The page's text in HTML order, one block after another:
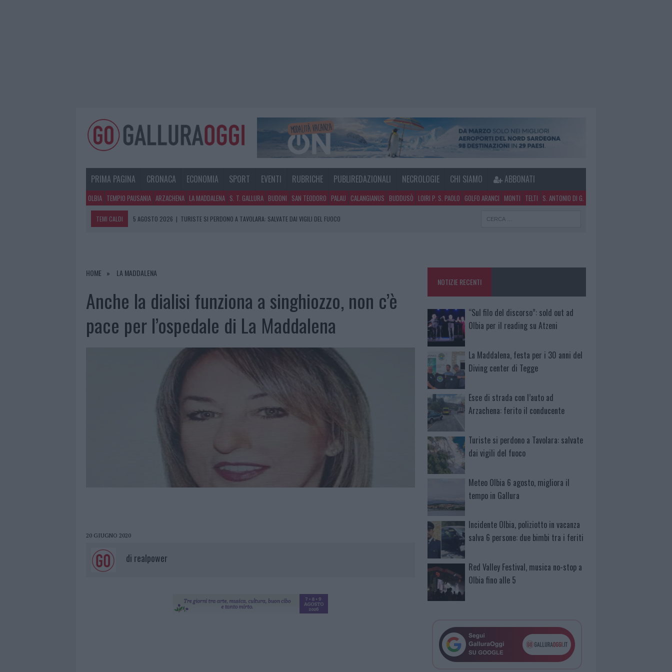
PRIMA PAGINA CRONACA ECONOMIA SPORT EVENTI RUBRICHE PUBLIREDAZIONALI NECROLOGIE CHI SIAMO ABBONATI
OLBIA TEMPIO PAUSANIA ARZACHENA LA MADDALENA S. T. GALLURA BUDONI SAN TEODORO PALAU CALANGIANUS BUDDUSÒ LOIRI P. S. PAOLO GOLFO ARANCI MONTI TELTI S. ANTONIO DI G.
TEMI CALDI 5 AGOSTO 2026 | METEO OLBIA 6 AGOSTO, MIGLIORA IL TEMPO IN GALLURA
5 AGOSTO 2026 | ESCE DI STRADA CON L’AUTO AD ARZACHENA: FERITO IL CONDUCENTE
HOME LA MADDALENA
Anche la dialisi funziona a singhiozzo, non c’è
pace per l’ospedale di La Maddalena
20 GIUGNO 2020
di realpower
NOTIZIE RECENTI
“Sul filo del discorso”: sold out ad
Olbia per il reading su Atzeni
La Maddalena, festa per i 30 anni del
Diving center di Tegge
Esce di strada con l’auto ad
Arzachena: ferito il conducente
Turiste si perdono a Tavolara: salvate
dai vigili del fuoco
Meteo Olbia 6 agosto, migliora il
tempo in Gallura
Incidente Olbia, poliziotto in vacanza
salva 6 persone: due bimbi tra i feriti
Red Valley Festival, musica no-stop a
Olbia fino alle 5